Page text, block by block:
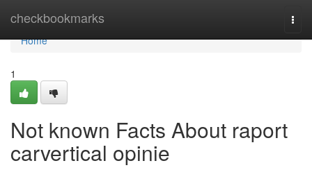
checkbookmarks
Home
Home
1
Not known Facts About raport
carvertical opinie